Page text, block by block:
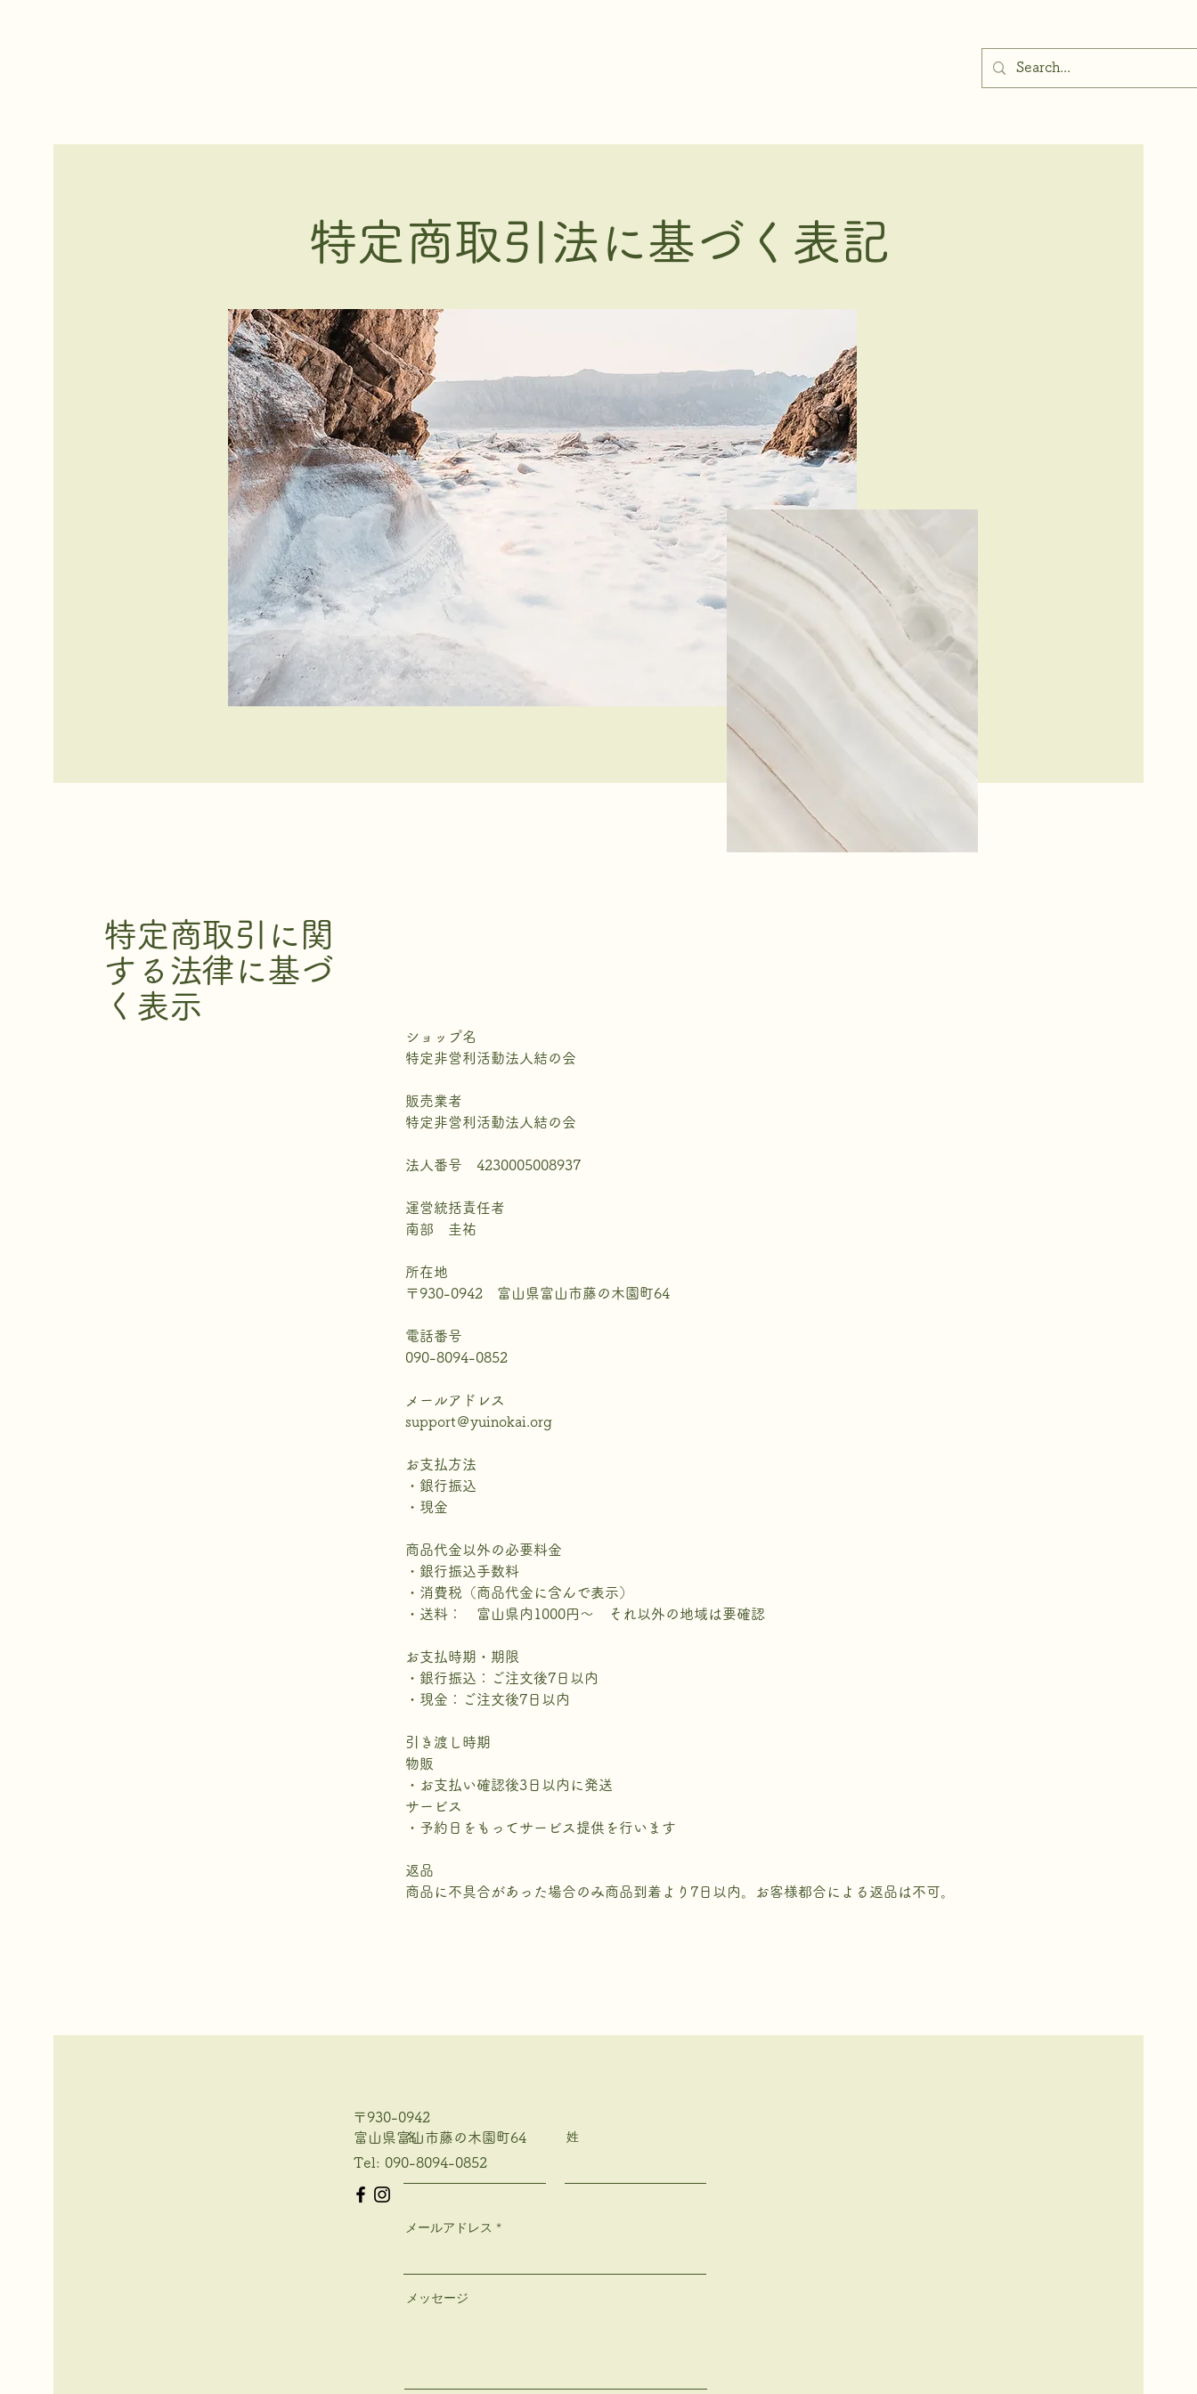
特定商取引法に基づく表記
特定商取引に関
する法律に基づ
く表示
ショップ名
特定非営利活動法人結の会
販売業者
特定非営利活動法人結の会
法人番号 4230005008937
運営統括責任者
南部 圭祐
所在地
〒930-0942 富山県富山市藤の木園町64
電話番号
090-8094-0852
メールアドレス
support＠yuinokai.org
お支払方法
・銀行振込
・現金
商品代金以外の必要料金
・銀行振込手数料
・消費税（商品代金に含んで表示）
・送料： 富山県内1000円～ それ以外の地域は要確認
お支払時期・期限
・銀行振込：ご注文後7日以内
・現金：ご注文後7日以内
引き渡し時期
物販
・お支払い確認後3日以内に発送
サービス
・予約日をもってサービス提供を行います
返品
商品に不具合があった場合のみ商品到着より7日以内。お客様都合による返品は不可。
富山県富山市藤の木園町64
〒930-0942
Tel: 090-8094-0852
名 姓
メールアドレス
メッセージ